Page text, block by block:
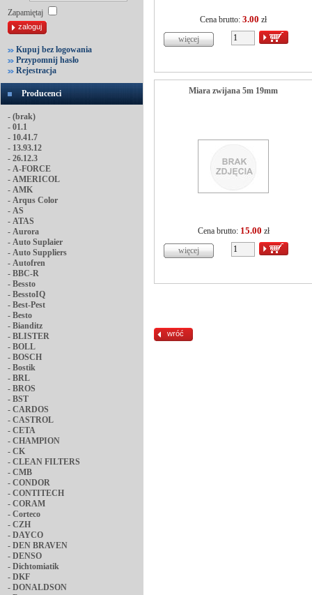
Zapamiętaj
Kupuj bez logowania
Przypomnij hasło
Rejestracja
Producenci
- (brak)
- 01.1
- 10.41.7
- 13.93.12
- 26.12.3
- A-FORCE
- AMERICOL
- AMK
- Arqus Color
- AS
- ATAS
- Aurora
- Auto Suplaier
- Auto Suppliers
- Autofren
- BBC-R
- Bessto
- BesstoIQ
- Best-Pest
- Besto
- Bianditz
- BLISTER
- BOLL
- BOSCH
- Bostik
- BRL
- BROS
- BST
- CARDOS
- CASTROL
- CETA
- CHAMPION
- CK
- CLEAN FILTERS
- CMB
- CONDOR
- CONTITECH
- CORAM
- Corteco
- CZH
- DAYCO
- DEN BRAVEN
- DENSO
- Dichtomiatik
- DKF
- DONALDSON
Cena brutto: 3.00 zł
Miara zwijana 5m 19mm
Cena brutto: 15.00 zł
wróć